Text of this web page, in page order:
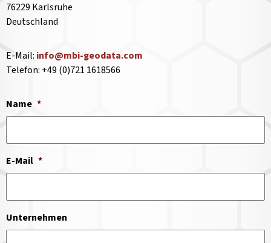
76229 Karlsruhe
Deutschland
E-Mail: info@mbi-geodata.com
Telefon: +49 (0)721 1618566
Name *
E-Mail *
Unternehmen